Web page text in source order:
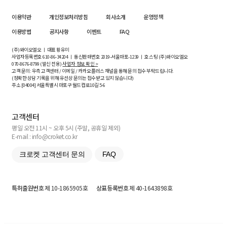
이용약관 개인정보처리방침 회사소개
운영정책
이용방법
공지사항 이벤트 FAQ
(주)와이오엘오 ㅣ 대표 황유미
사업자등록번호610-86-34204ㅣ 통신판매번호 2019-서울마포-1239 ㅣ 호스팅 (주)와이오엘오
070-8676-8799 (발신 전용)사업자 정보 확인 >
고객 문의: 우측 고객센터 / 이메일 / 카카오플러스 채널을 통해 문의 접수 부탁드립니다.
(정확한 상담 기록을 위해 유선상 문의는 접수받고 있지 않습니다)
주소 [04004] 서울특별시 마포구 월드컵로10길5-6
고객센터
평일 오전 11시 ~ 오후 5시 (주말, 공휴일 제외)
E-mail : info@croket.co.kr
크로켓 고객센터 문의 FAQ
특허출원번호제 10-1865905호 상표등록번호제 40-1643898호